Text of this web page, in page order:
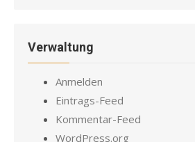
Verwaltung
Anmelden
Eintrags-Feed
Kommentar-Feed
WordPress.org